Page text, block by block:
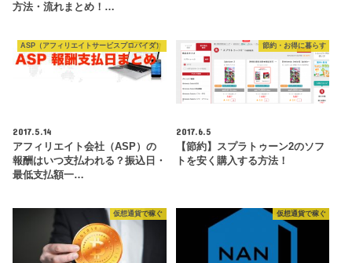
方法・流れまとめ！…
ASP（アフィリエイトサービスプロバイダ）
2017.5.14
アフィリエイト会社（ASP）の
報酬はいつ支払われる？振込日・
最低支払額一…
節約・お得に暮らす
2017.6.5
【節約】スプラトゥーン2のソフ
トを安く購入する方法！
仮想通貨で稼ぐ 仮想通貨で稼ぐ